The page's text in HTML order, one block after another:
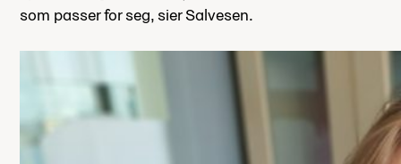
som passer for seg, sier Salvesen.